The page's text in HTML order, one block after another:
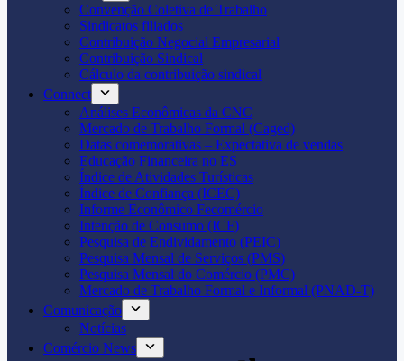
Convenção Coletiva de Trabalho
Sindicatos filiados
Contribuição Negocial Empresarial
Contribuição Sindical
Cálculo da contribuição sindical
Connect
Análises Econômicas da CNC
Mercado de Trabalho Formal (Caged)
Datas comemorativas – Expectativa de vendas
Educação Financeira no ES
Índice de Atividades Turísticas
Índice de Confiança (ICEC)
Informe Econômico Fecomércio
Intenção de Consumo (ICF)
Pesquisa de Endividamento (PEIC)
Pesquisa Mensal de Serviços (PMS)
Pesquisa Mensal do Comércio (PMC)
Mercado de Trabalho Formal e Informal (PNAD-T)
Comunicação
Notícias
Comércio News